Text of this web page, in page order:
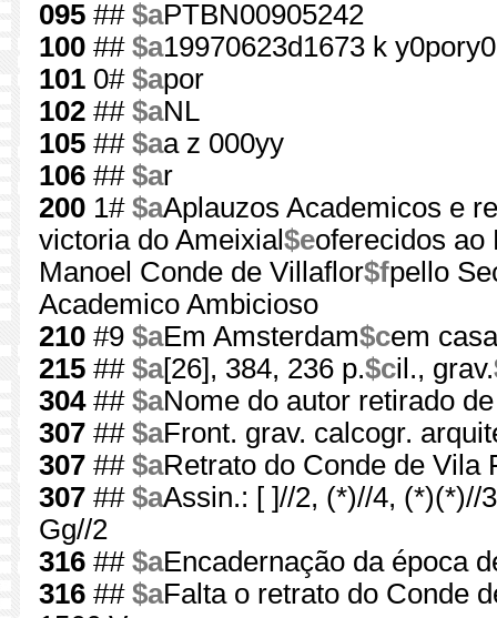
095 ## $aPTBN00905242
100 ## $a19970623d1673 k
101 0# $apor
102 ## $aNL
105 ## $aa z 000yy
106 ## $ar
200 1# $aAplauzos Academicos e
victoria do Ameixial$eoferecidos ao
Manoel Conde de Villaflor$fpello
Academico Ambicioso
210 #9 $aEm Amsterdam$cem
215 ## $a[26], 384, 236 p.$cil., grav.
304## $aNome do autor retirado
307 ## $aFront. grav. calcogr.
307 ## $aRetrato do Conde de Vila
307 ## $aAssin.: [ ]//2, (*)//4, (*)(*)//
Gg//2
316 ## $aEncadernação da época
316 ## $aFalta o retrato do Conde